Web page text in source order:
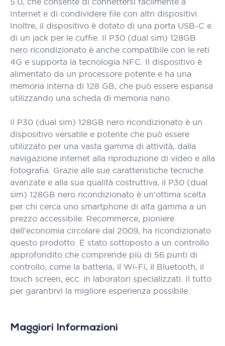
Internet e di condividere file con altri dispositivi.
Inoltre, il dispositivo è dotato di una porta USB-C e
di un jack per le cuffie. Il P30 (dual sim) 128GB
nero ricondizionato è anche compatibile con le reti
4G e supporta la tecnologia NFC. Il dispositivo è
alimentato da un processore potente e ha una
memoria interna di 128 GB, che può essere espansa
utilizzando una scheda di memoria nano.
Il P30 (dual sim) 128GB nero ricondizionato è un
dispositivo versatile e potente che può essere
utilizzato per una vasta gamma di attività, dalla
navigazione internet alla riproduzione di video e alla
fotografia. Grazie alle sue caratteristiche tecniche
avanzate e alla sua qualità costruttiva, il P30 (dual
sim) 128GB nero ricondizionato è un'ottima scelta
per chi cerca uno smartphone di alta gamma a un
prezzo accessibile. Recommerce, pioniere
dell'economia circolare dal 2009, ha ricondizionato
questo prodotto. È stato sottoposto a un controllo
approfondito che comprende più di 56 punti di
controllo, come la batteria, il Wi-Fi, il Bluetooth, il
touch screen, ecc. in laboratori specializzati. Il tutto
per garantirvi la migliore esperienza possibile.
Maggiori Informazioni